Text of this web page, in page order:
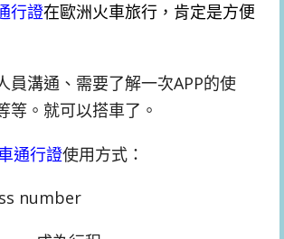
行證在歐洲火車旅行，肯定是方便
員溝通、需要了解一次APP的使
等。就可以搭車了。
通行證使用方式：
number